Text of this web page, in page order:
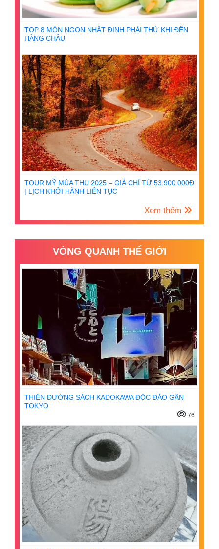
TOP 8 MÓN NGON NHẤT ĐỊNH PHẢI THỬ KHI ĐẾN
HÀNG CHÂU
TOUR MỸ MÙA THU 2025 – GIÁ CHỈ TỪ 53.900.000Đ
| LỊCH KHỞI HÀNH LIÊN TỤC
Xem thêm
VÒNG QUANH THẾ GIỚI
THIÊN ĐƯỜNG SÁCH KADOKAWA ĐỘC ĐÁO GẦN
TOKYO
76